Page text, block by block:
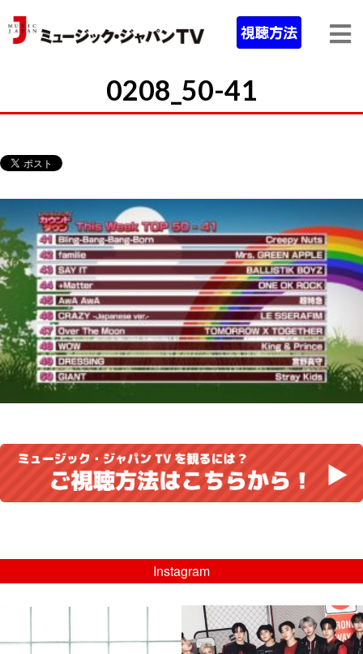
0208_50-41
Instagram
💡8/5(水)特番放送！
...
musicjapantv
💡08/05(水)23:00特番放送！
...